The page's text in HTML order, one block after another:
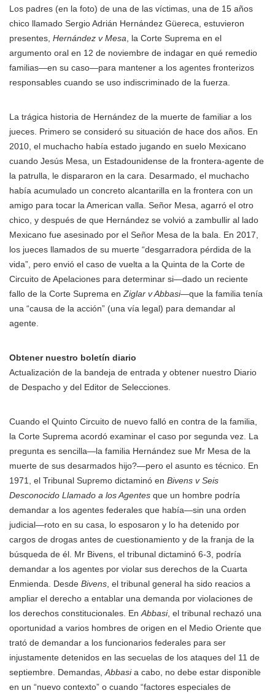
Los padres (en la foto) de una de las víctimas, una de 15 años
chico llamado Sergio Adrián Hernández Güereca, estuvieron
presentes, Hernández v Mesa , la Corte Suprema en el
argumento oral en 12 de noviembre de indagar en qué remedio
familias—en su caso—para mantener a los agentes fronterizos
responsables cuando se uso indiscriminado de la fuerza.
La trágica historia de Hernández de la muerte de familiar a los
jueces. Primero se consideró su situación de hace dos años. En
2010, el muchacho había estado jugando en suelo Mexicano
cuando Jesús Mesa, un Estadounidense de la frontera-agente de
la patrulla, le dispararon en la cara. Desarmado, el muchacho
había acumulado un concreto alcantarilla en la frontera con un
amigo para tocar la American valla. Señor Mesa, agarró el otro
chico, y después de que Hernández se volvió a zambullir al lado
Mexicano fue asesinado por el Señor Mesa de la bala. En 2017,
los jueces llamados de su muerte “desgarradora pérdida de la
vida”, pero envió el caso de vuelta a la Quinta de la Corte de
Circuito de Apelaciones para determinar si—dado un reciente
fallo de la Corte Suprema en Ziglar v Abbasi—que la familia tenía
una “causa de la acción” (una vía legal) para demandar al
agente.
Obtener nuestro boletín diario
Actualización de la bandeja de entrada y obtener nuestro Diario
de Despacho y del Editor de Selecciones.
Cuando el Quinto Circuito de nuevo falló en contra de la familia,
la Corte Suprema acordó examinar el caso por segunda vez. La
pregunta es sencilla—la familia Hernández sue Mr Mesa de la
muerte de sus desarmados hijo?—pero el asunto es técnico. En
1971, el Tribunal Supremo dictaminó en Bivens v Seis
Desconocido Llamado a los Agentes que un hombre podría
demandar a los agentes federales que había—sin una orden
judicial—roto en su casa, lo esposaron y lo ha detenido por
cargos de drogas antes de cuestionamiento y de la franja de la
búsqueda de él. Mr Bivens, el tribunal dictaminó 6-3, podría
demandar a los agentes por violar sus derechos de la Cuarta
Enmienda. Desde Bivens , el tribunal general ha sido reacios a
ampliar el derecho a entablar una demanda por violaciones de
los derechos constitucionales. En Abbasi, el tribunal rechazó una
oportunidad a varios hombres de origen en el Medio Oriente que
trató de demandar a los funcionarios federales para ser
injustamente detenidos en las secuelas de los ataques del 11 de
septiembre. Demandas, Abbasia cabo, no debe estar disponible
en un “nuevo contexto” o cuando “factores especiales de